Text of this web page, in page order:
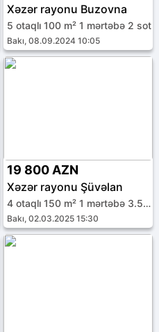
Xəzər rayonu Buzovna
5 otaqlı 100 m² 1 mərtəbə 2 sot
Bakı, 08.09.2024 10:05
19 800 AZN
Xəzər rayonu Şüvəlan
4 otaqlı 150 m² 1 mərtəbə 3.5 sot
Bakı, 02.03.2025 15:30